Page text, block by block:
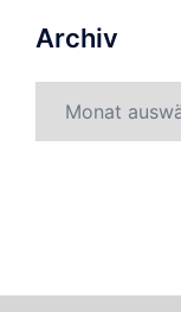
Archiv